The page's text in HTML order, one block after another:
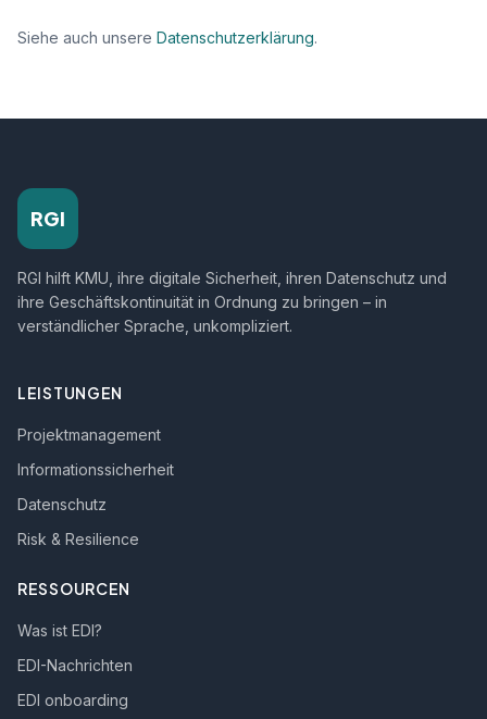
Siehe auch unsere Datenschutzerklärung.
RGI
RGI hilft KMU, ihre digitale Sicherheit, ihren Datenschutz und
ihre Geschäftskontinuität in Ordnung zu bringen – in
verständlicher Sprache, unkompliziert.
LEISTUNGEN
Projektmanagement
Informationssicherheit
Datenschutz
Risk & Resilience
RESSOURCEN
Was ist EDI?
EDI-Nachrichten
EDI onboarding